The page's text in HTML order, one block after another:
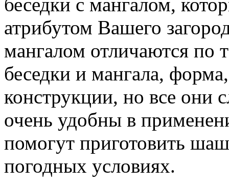
атрибутом Вашего
мангалом отличаются по
беседки и мангала,
конструкции, но все они
очень удобны в
помогут приготовить
погодных условиях.